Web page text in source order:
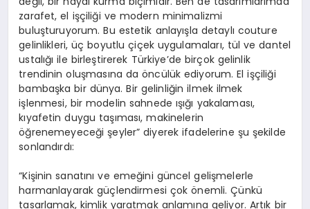
zarafet, el işçiliği ve modern minimalizmi
buluşturuyorum. Bu estetik anlayışla detaylı couture
gelinlikleri, üç boyutlu çiçek uygulamaları, tül ve dantel
ustalığı ile birleştirerek Türkiye’de birçok gelinlik
trendinin oluşmasına da öncülük ediyorum. El işçiliği
bambaşka bir dünya. Bir gelinliğin ilmek ilmek
işlenmesi, bir modelin sahnede ışığı yakalaması,
kıyafetin duygu taşıması, makinelerin
öğrenemeyeceği şeyler” diyerek ifadelerine şu şekilde
sonlandırdı:
“Kişinin sanatını ve emeğini güncel gelişmelerle
harmanlayarak güçlendirmesi çok önemli. Çünkü
tasarlamak, kimlik yaratmak anlamına geliyor. Artık bir